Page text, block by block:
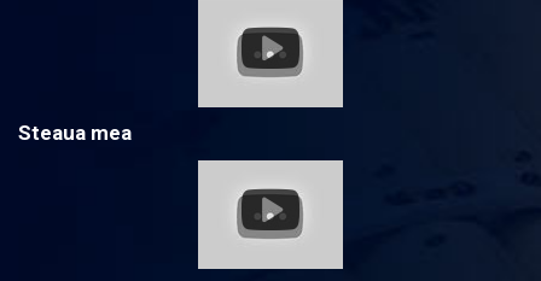
Steaua mea